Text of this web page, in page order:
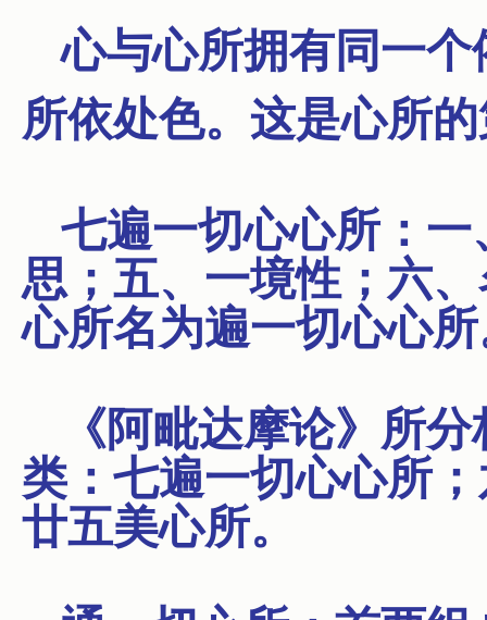
心与心所拥有同一
所依处色。这是心所
七遍一切心心所：
思；五、一境性；六
心所名为遍一切心心
《阿毗达摩论》所
类：七遍一切心心所
廿五美心所。